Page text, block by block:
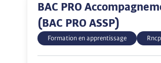
BAC PRO
(BAC PRO ASSP)
Formation en apprentissage